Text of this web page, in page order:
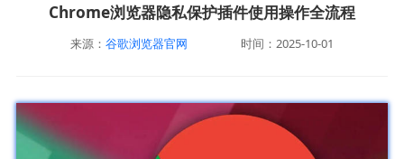
Chrome浏览器隐私保护插件使用操作全流程
来源： 谷歌浏览器官网 时间：2025-10-01